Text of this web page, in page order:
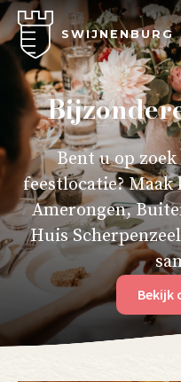
SWIJNENBURG
Bent u op
feestlocatie?
Amerongen,
Huis
Bekijk